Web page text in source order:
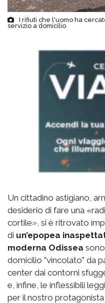
I rifiuti che l'uomo ha
servizio a domicilio
Un cittadino astigiano,
desiderio di fare una
cortile», si è ritrovato
di un’epopea
moderna Odissea
domicilio "vincolato" da
center dai contorni
e, infine, le inflessibili
per il nostro